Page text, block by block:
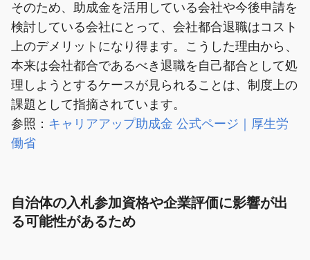
そのため、助成金を活用している会社や今後申請を
検討している会社にとって、会社都合退職はコスト
上のデメリットになり得ます。こうした理由から、
本来は会社都合であるべき退職を自己都合として処
理しようとするケースが見られることは、制度上の
課題として指摘されています。
参照： キャリアアップ助成金 公式ページ｜厚生労
働省
自治体の入札参加資格や企業評価に影響が出
る可能性があるため